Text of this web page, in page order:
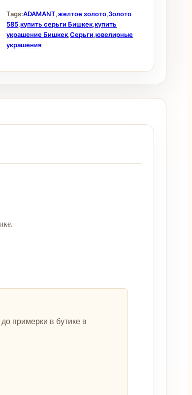
Tags:ADAMANT,желтое золото,Золото
585,купить серьги Бишкек,купить
украшение Бишкек,Серьги,ювелирные
украшения
примерки в бутике в